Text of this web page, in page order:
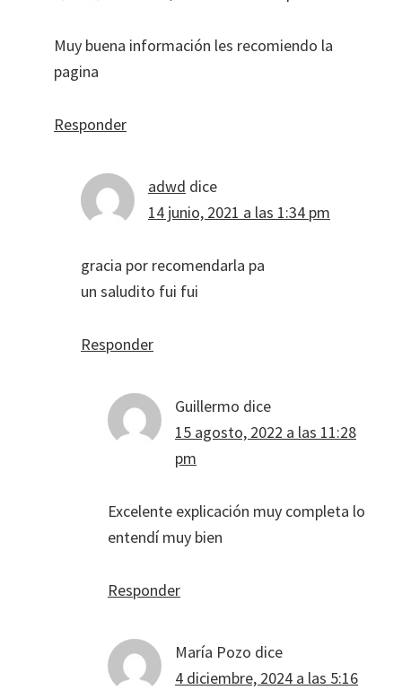
Muy buena información les recomiendo la
pagina
Responder
adwd dice
14 junio, 2021 a las 1:34 pm
gracia por recomendarla pa
un saludito fui fui
Responder
Guillermo dice
15 agosto, 2022 a las 11:28
pm
Excelente explicación muy completa lo
entendí muy bien
Responder
María Pozo dice
4 diciembre, 2024 a las 5:16